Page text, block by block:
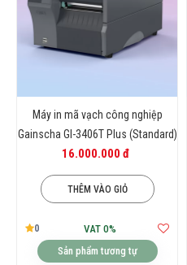
Máy in mã vạch công nghiệp
Gainscha GI-3406T Plus (Standard)
16.000.000 đ
THÊM VÀO GIỎ
0
VAT 0%
Sản phẩm tương tự